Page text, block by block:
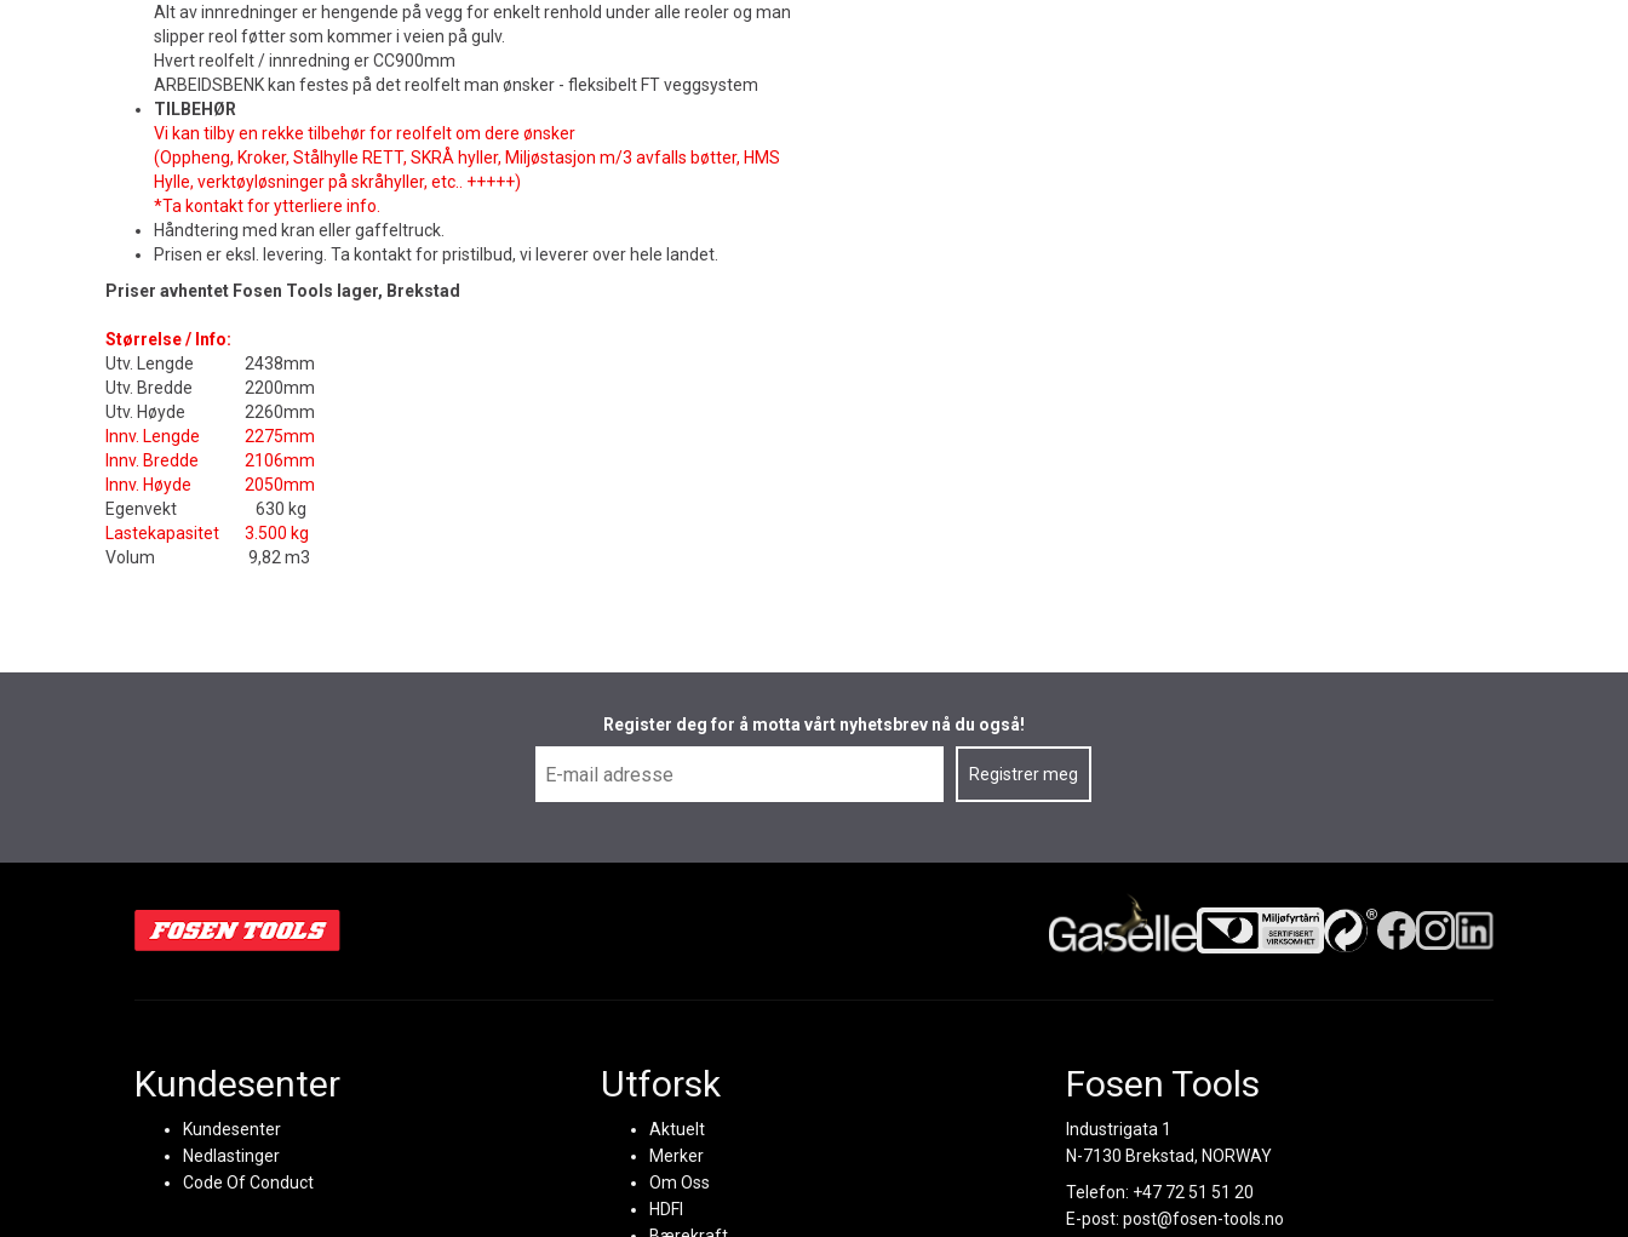
Alt av innredninger er hengende på vegg for enkelt renhold under alle reoler og man
slipper reol føtter som kommer i veien på gulv.
Hvert reolfelt / innredning er CC900mm
ARBEIDSBENK kan festes på det reolfelt man ønsker - fleksibelt FT veggsystem
TILBEHØR
Vi kan tilby en rekke tilbehør for reolfelt om dere ønsker
(Oppheng, Kroker, Stålhylle RETT, SKRÅ hyller, Miljøstasjon m/3 avfalls bøtter, HMS
Hylle, verktøyløsninger på skråhyller, etc.. +++++)
*Ta kontakt for ytterliere info.
Håndtering med kran eller gaffeltruck.
Prisen er eksl. levering. Ta kontakt for pristilbud, vi leverer over hele landet.
Priser avhentet Fosen Tools lager, Brekstad
Størrelse / Info:
Utv. Lengde
2438mm
Utv. Bredde
2200mm
Utv. Høyde
2260mm
Innv. Lengde
2275mm
Innv. Bredde
2106mm
Innv. Høyde
2050mm
Egenvekt
630 kg
Lastekapasitet
3.500 kg
Volum
9,82 m3
Register deg for å motta vårt nyhetsbrev nå du også!
Kundesenter
Kundesenter
Nedlastinger
Code Of Conduct
Utforsk
Aktuelt
Merker
Om Oss
HDFI
Fosen Tools
Industrigata 1
N-7130 Brekstad, NORWAY
Telefon: +47 72 51 51 20
E-post:post@fosen-tools.no